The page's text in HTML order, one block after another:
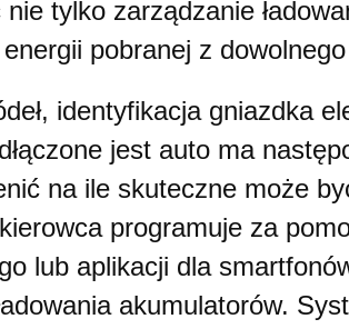
nie tylko zarządzanie
pobranej z
identyfikacja gniazdka
jest auto ma
na ile skuteczne może
programuje za
lub aplikacji dla
akumulatorów.